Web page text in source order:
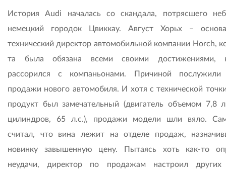
История Audi началась со скандала, потрясшего
немецкий городок Цвиккау. Август Хорьх –
технический директор автомобильной компании Horch,
та была обязана всеми своими достижениями,
рассорился с компаньонами. Причиной послужили
продажи нового автомобиля. И хотя с технической
продукт был замечательный (двигатель объемом 7,8
цилиндров, 65 л.с.), продажи модели шли вяло.
считал, что вина лежит на отделе продаж,
новинку завышенную цену. Пытаясь хоть как-то
неудачи, директор по продажам настроил других